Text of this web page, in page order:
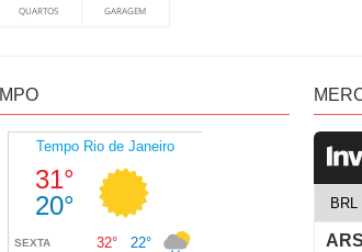
QUARTOS GARAGEM